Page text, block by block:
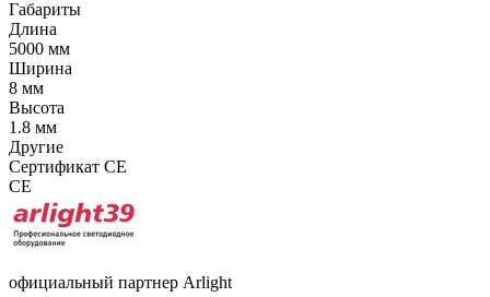
Габариты
Длина
5000 мм
Ширина
8 мм
Высота
1.8 мм
Другие
Сертификат CE
CE
официальный партнер Arlight